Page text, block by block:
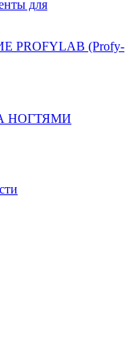
(Profy-
НОГТЯМИ